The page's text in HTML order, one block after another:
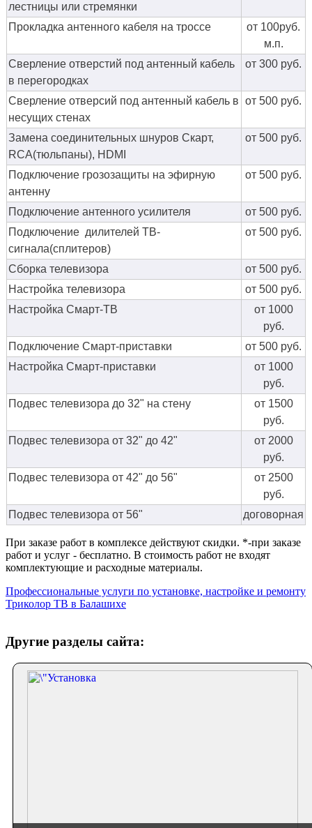
лестницы или стремянки
Прокладка антенного кабеля на троссе
от 100руб.
м.п.
Сверление отверстий под антенный кабель
в перегородках
от 300 руб.
Сверление отверсий под антенный кабель в
несущих стенах
от 500 руб.
Замена соединительных шнуров Скарт,
RCA(тюльпаны), HDMI
от 500 руб.
Подключение грозозащиты на эфирную
антенну
от 500 руб.
Подключение антенного усилителя
от 500 руб.
Подключение дилителей ТВ-
сигнала(сплитеров)
от 500 руб.
Сборка телевизора
от 500 руб.
Настройка телевизора
от 500 руб.
Настройка Смарт-ТВ
от 1000
руб.
Подключение Смарт-приставки
от 500 руб.
Настройка Смарт-приставки
от 1000
руб.
Подвес телевизора до 32" на стену
от 1500
руб.
Подвес телевизора от 32" до 42"
от 2000
руб.
Подвес телевизора от 42" до 56"
от 2500
руб.
Подвес телевизора от 56"
договорная
При заказе работ в комплексе действуют скидки. *-при заказе
работ и услуг - бесплатно. В стоимость работ не входят
комплектующие и расходные материалы.
Профессиональные услуги по установке, настройке и ремонту
Триколор ТВ в Балашихе
Другие разделы сайта: